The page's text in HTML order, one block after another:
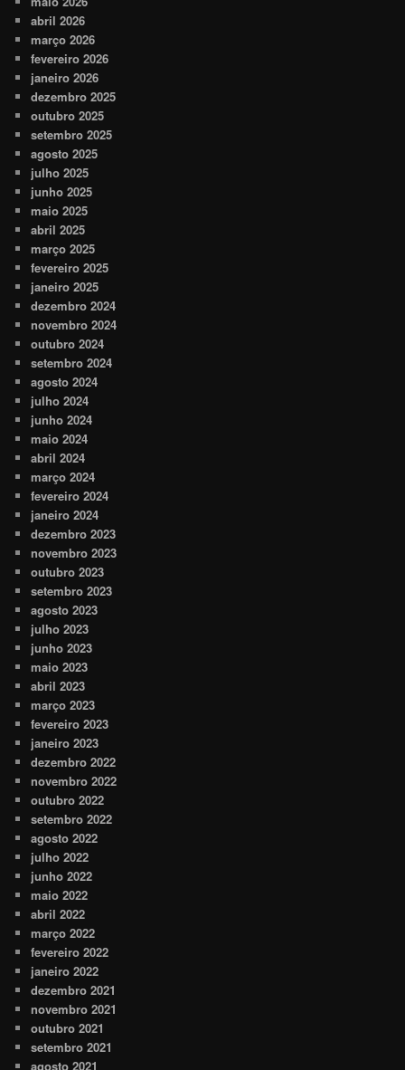
abril 2026
março 2026
fevereiro 2026
janeiro 2026
dezembro 2025
outubro 2025
setembro 2025
agosto 2025
julho 2025
junho 2025
maio 2025
abril 2025
março 2025
fevereiro 2025
janeiro 2025
dezembro 2024
novembro 2024
outubro 2024
setembro 2024
agosto 2024
julho 2024
junho 2024
maio 2024
abril 2024
março 2024
fevereiro 2024
janeiro 2024
dezembro 2023
novembro 2023
outubro 2023
setembro 2023
agosto 2023
julho 2023
junho 2023
maio 2023
abril 2023
março 2023
fevereiro 2023
janeiro 2023
dezembro 2022
novembro 2022
outubro 2022
setembro 2022
agosto 2022
julho 2022
junho 2022
maio 2022
abril 2022
março 2022
fevereiro 2022
janeiro 2022
dezembro 2021
novembro 2021
outubro 2021
setembro 2021
agosto 2021